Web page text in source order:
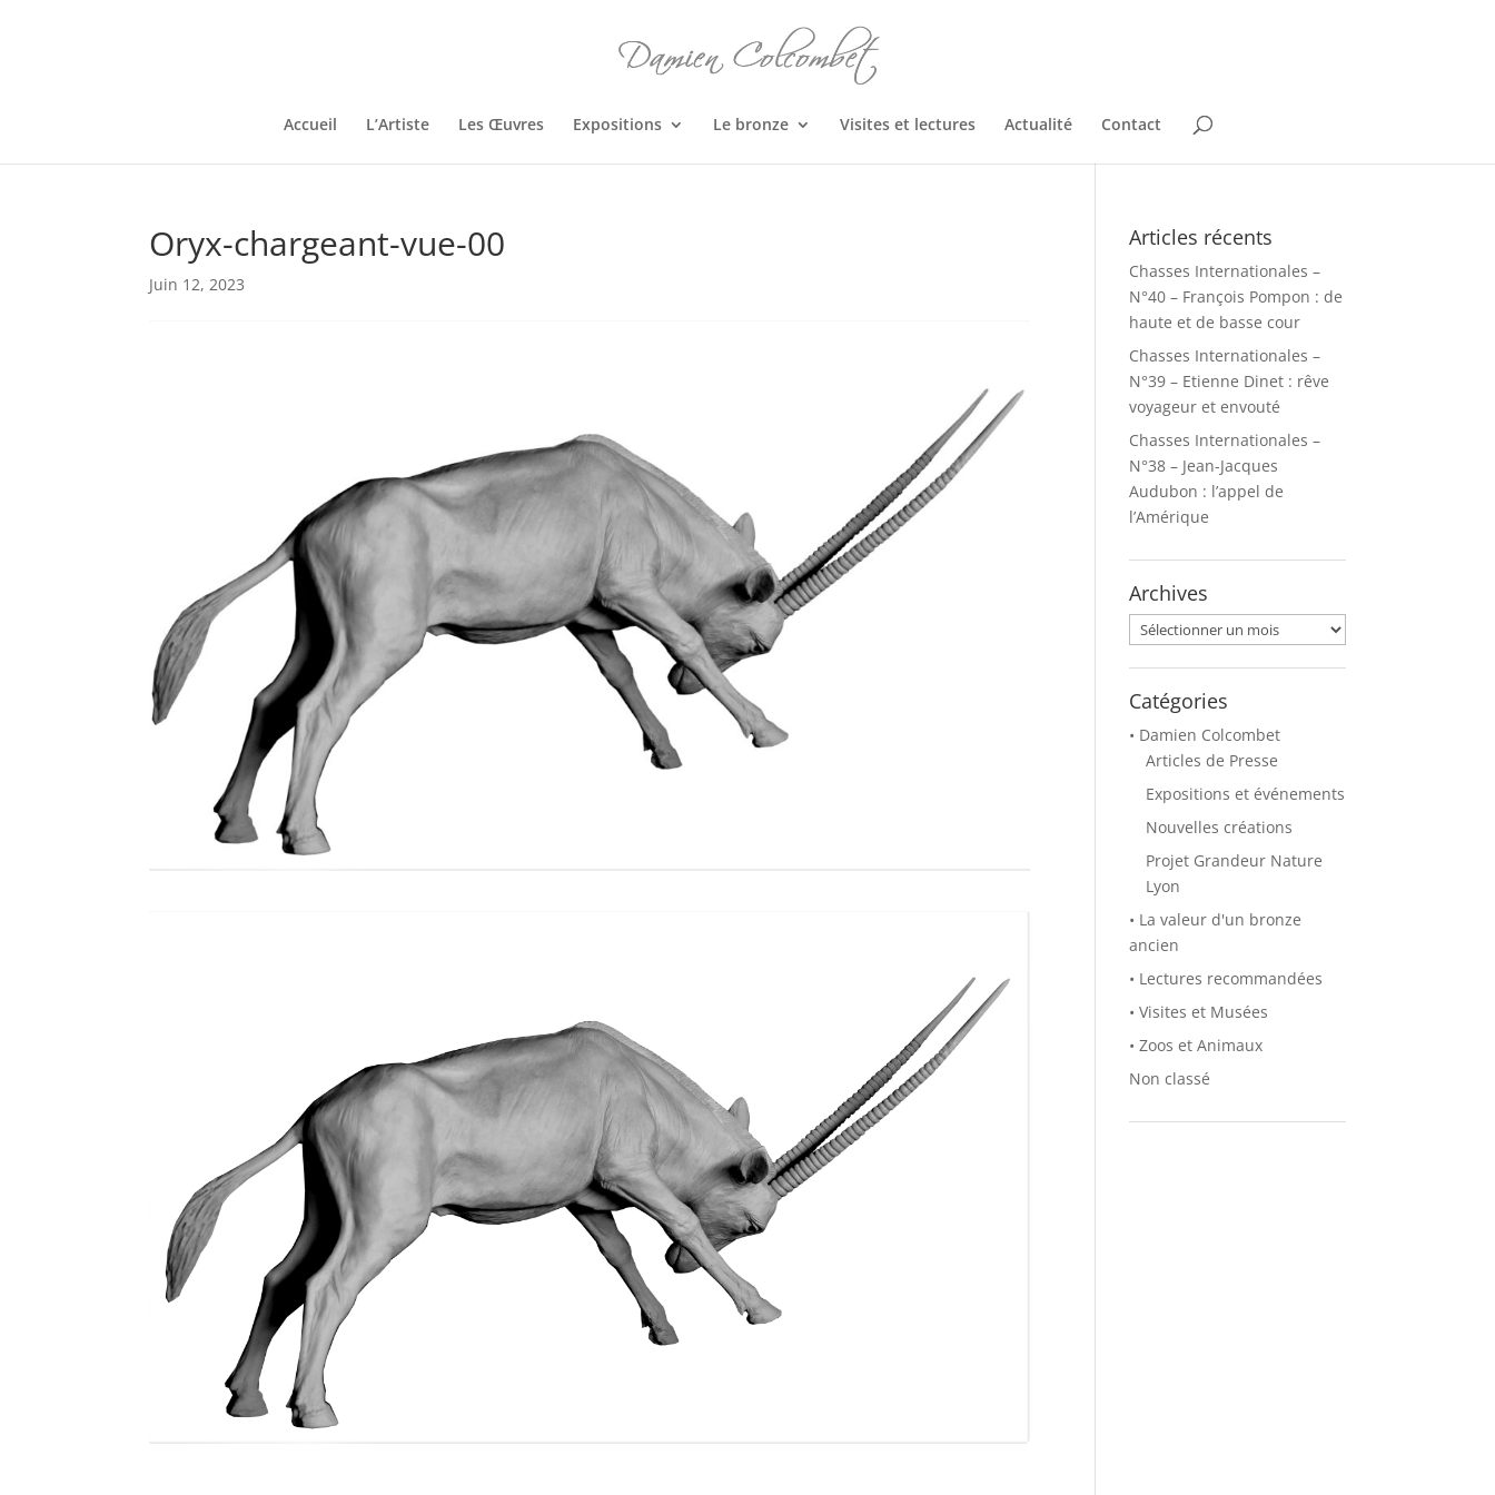
Accueil L’Artiste Les Œuvres Expositions Le bronze Visites et lectures Actualité Contact
Oryx-chargeant-vue-00
Juin 12, 2023
Articles récents
Chasses Internationales –
N°40 – François Pompon : de
haute et de basse cour
Chasses Internationales –
N°39 – Etienne Dinet : rêve
voyageur et envouté
Chasses Internationales –
N°38 – Jean-Jacques
Audubon : l’appel de
l’Amérique
Archives
Archives
Catégories
• Damien Colcombet
Articles de Presse
Expositions et événements
Nouvelles créations
Projet Grandeur Nature
Lyon
• La valeur d'un bronze
ancien
• Lectures recommandées
• Visites et Musées
• Zoos et Animaux
Non classé